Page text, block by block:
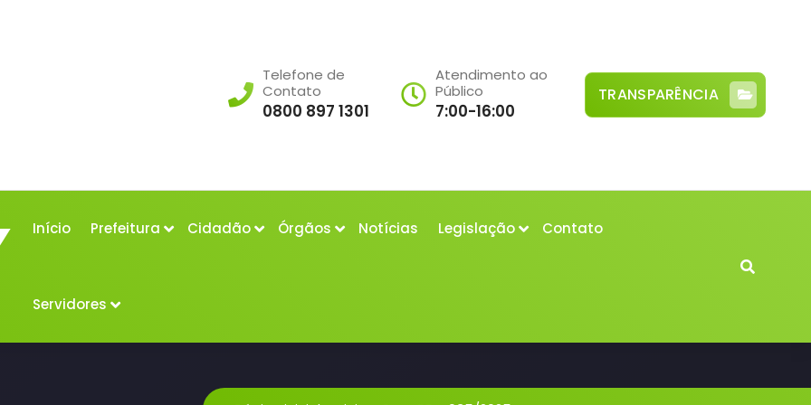
Telefone de
Contato
0800 897 1301
Atendimento ao
Público
7:00-16:00
TRANSPARÊNCIA
Início Prefeitura Cidadão Órgãos Notícias Legislação Contato
Servidores